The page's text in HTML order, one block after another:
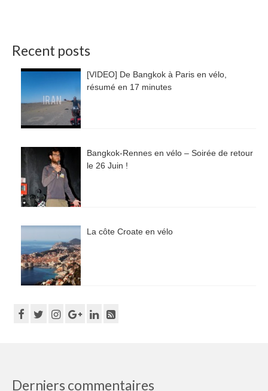
Recent posts
[VIDEO] De Bangkok à Paris en vélo,
résumé en 17 minutes
Bangkok-Rennes en vélo – Soirée de retour
le 26 Juin !
La côte Croate en vélo
Derniers commentaires